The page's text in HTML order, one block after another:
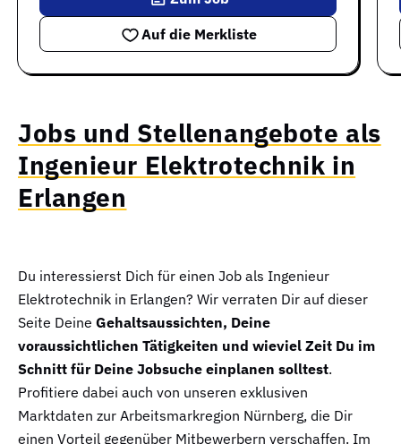
Auf die Merkliste
Jobs und Stellenangebote als
Ingenieur Elektrotechnik in
Erlangen
Du interessierst Dich für einen Job als Ingenieur
Elektrotechnik in Erlangen? Wir verraten Dir auf dieser
Seite Deine Gehaltsaussichten, Deine
voraussichtlichen Tätigkeiten und wieviel Zeit Du im
Schnitt für Deine Jobsuche einplanen solltest.
Profitiere dabei auch von unseren exklusiven
Marktdaten zur Arbeitsmarkregion Nürnberg, die Dir
einen Vorteil gegenüber Mitbewerbern verschaffen. Im